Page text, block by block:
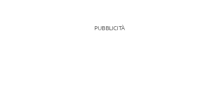
PUBBLICITÀ